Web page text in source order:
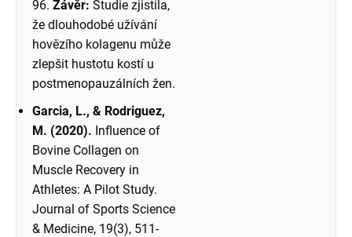
96. Závěr: Studie zjistila,
že dlouhodobé užívání
hovězího kolagenu může
zlepšit hustotu kostí u
postmenopauzálních žen.
Garcia, L., & Rodriguez,
M. (2020). Influence of
Bovine Collagen on
Muscle Recovery in
Athletes: A Pilot Study.
Journal of Sports Science
& Medicine, 19(3), 511-